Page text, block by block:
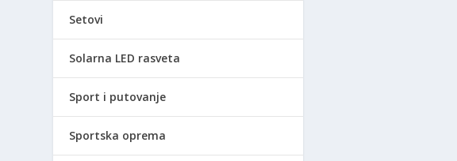
Setovi
Solarna LED rasveta
Sport i putovanje
Sportska oprema